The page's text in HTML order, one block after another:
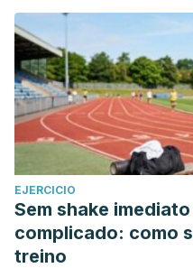
American Family Physician.
https://doi.org/10.2214/
Shemer, A., & Daniel, C.
Clinics in Dermatology.
https://doi.org/10.1016/
EJERCICIO
Sem shake
complicado: como
treino